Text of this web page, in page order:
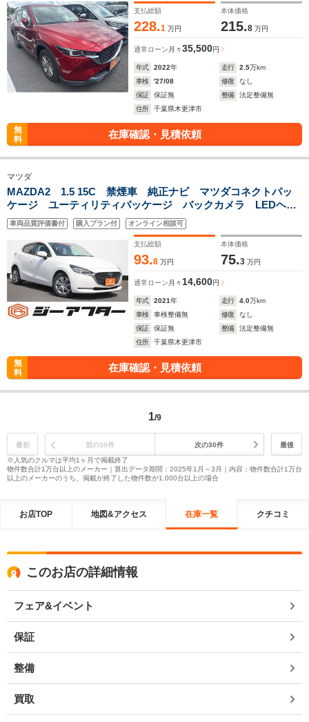
支払総額
228.1 万円
本体価格
215.8 万円
通常ローン 月々35,500円
年式 2022年 走行 2.5万km
車検
'27/08 修復
なし
保証
保証無 整備
法定整備無
住所
千葉県木更津市
無
料
在庫確認・見積依頼
マツダ
MAZDA2 1.5 15C 禁煙車 純正ナビ マツダコネクトパッ
ケージ ユーティリティパッケージ バックカメラ LEDヘッ
ドライト ETC 電動格納ミラー Bluetooth接続 レーンア
シスト
車両品質評価書付 購入プラン付 オンライン相談可
支払総額
93.8 万円
本体価格
75.3 万円
通常ローン 月々 14,600円
年式 2021年 走行 4.0万km
車検
車検整備無 修復
なし
保証
保証無 整備
法定整備無
住所
千葉県木更津市
無
料
在庫確認・見積依頼
1/9
最初 前の30件 次の30件
最後
※人気のクルマは平均1ヶ月で掲載終了
物件数合計1万台以上のメーカー｜算出データ期間：2025年1月～3月｜内容：物件数合計1万台
以上のメーカーのうち、掲載が終了した物件数が1,000台以上の場合
お店TOP 地図&アクセス 在庫一覧 クチコミ
このお店の詳細情報
フェア&イベント
保証
整備
買取